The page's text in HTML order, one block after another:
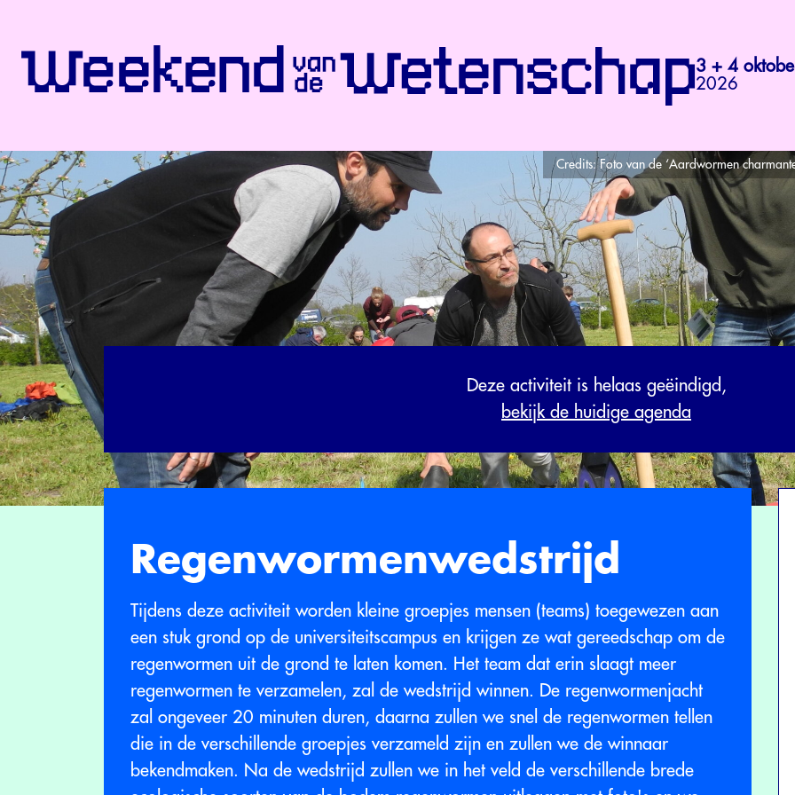
3 + 4
2026
Credits: Foto van de ‘Aardwormen
Deze activiteit is helaas geëindigd,
bekijk de huidige agenda
Regenwormenwedstrijd
Tijdens deze activiteit worden kleine groepjes mensen (teams) toegewezen aan
een stuk grond op de universiteitscampus en krijgen ze wat gereedschap om de
regenwormen uit de grond te laten komen. Het team dat erin slaagt meer
regenwormen te verzamelen, zal de wedstrijd winnen. De regenwormenjacht
zal ongeveer 20 minuten duren, daarna zullen we snel de regenwormen tellen
die in de verschillende groepjes verzameld zijn en zullen we de winnaar
bekendmaken. Na de wedstrijd zullen we in het veld de verschillende brede